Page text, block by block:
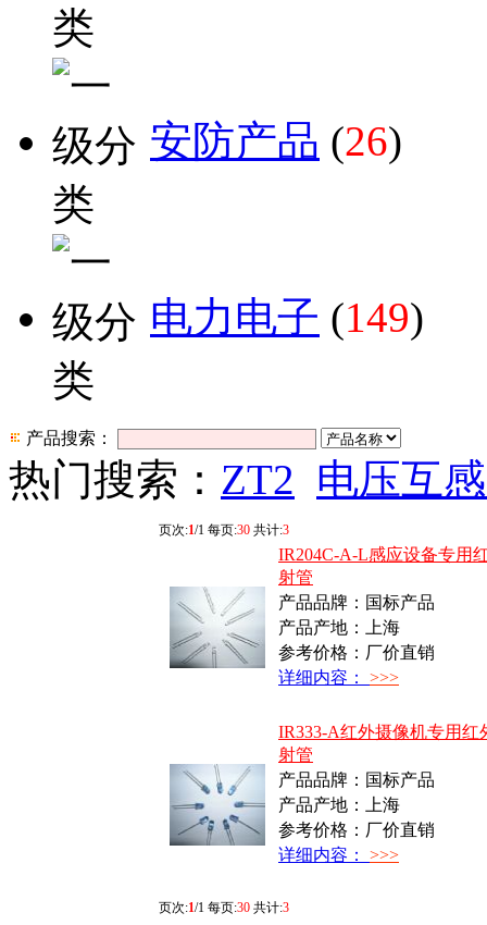
安防产品 (26)
电力电子 (149)
产品搜索：
热门搜索： ZT2 电压互
页次:1/1 每页:30 共计:3
IR204C-A-L感应设备专用
射管
产品品牌：国标产品
产品产地：上海
参考价格：厂价直销
详细内容： >>>
IR333-A红外摄像机专用红
射管
产品品牌：国标产品
产品产地：上海
参考价格：厂价直销
详细内容： >>>
页次:1/1 每页:30 共计:3